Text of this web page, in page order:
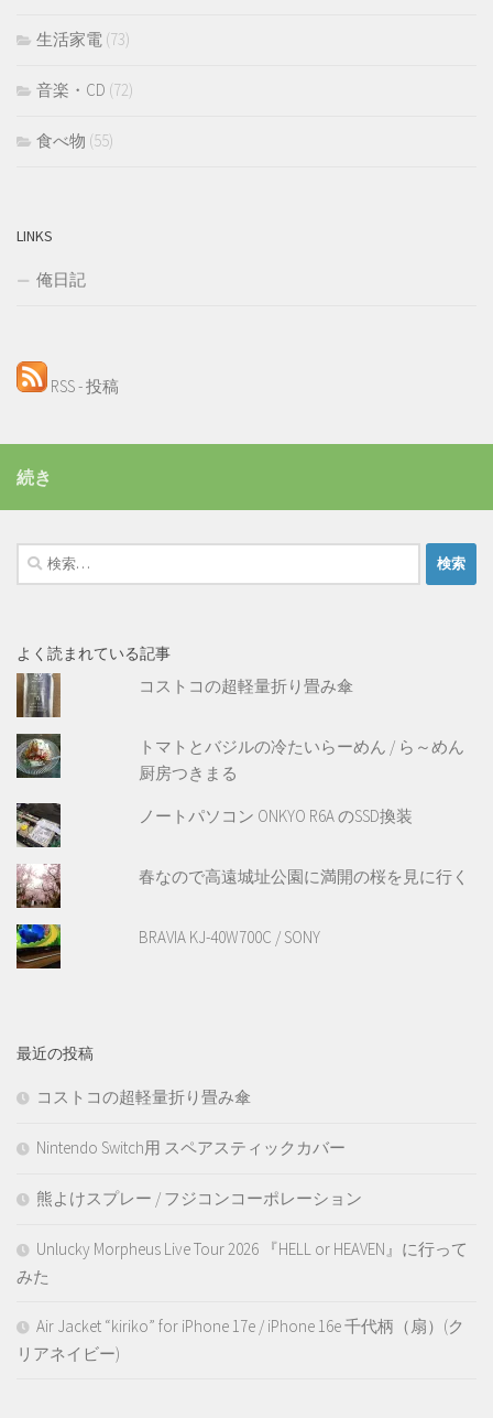
生活家電 (73)
音楽・CD (72)
食べ物 (55)
LINKS
俺日記
RSS - 投稿
続き
検
索:
よく読まれている記事
コストコの超軽量折り畳み傘
トマトとバジルの冷たいらーめん / ら～めん
厨房つきまる
ノートパソコン ONKYO R6A のSSD換装
春なので高遠城址公園に満開の桜を見に行く
BRAVIA KJ-40W700C / SONY
最近の投稿
コストコの超軽量折り畳み傘
Nintendo Switch用 スペアスティックカバー
熊よけスプレー / フジコンコーポレーション
Unlucky Morpheus Live Tour 2026 『HELL or HEAVEN』に行って
みた
Air Jacket “kiriko” for iPhone 17e / iPhone 16e 千代柄（扇）(ク
リアネイビー)